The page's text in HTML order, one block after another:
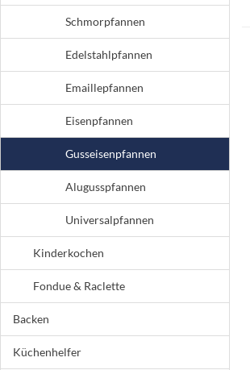
Schmorpfannen
Edelstahlpfannen
Emaillepfannen
Eisenpfannen
Gusseisenpfannen
Alugusspfannen
Universalpfannen
Kinderkochen
Fondue & Raclette
Backen
Küchenhelfer